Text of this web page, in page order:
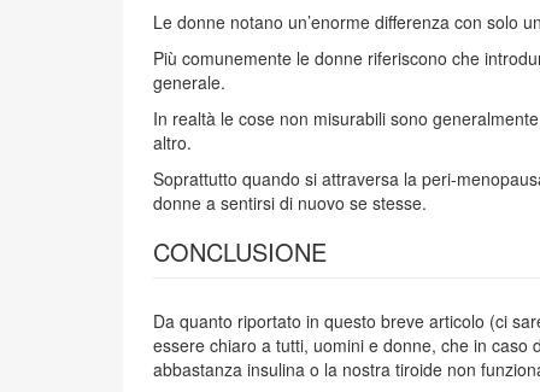
Le donne notano un’enorme differenza con solo
Più comunemente le donne riferiscono che
generale.
In realtà le cose non misurabili sono
altro.
Soprattutto quando si attraversa la peri-
donne a sentirsi di nuovo se stesse.
CONCLUSIONE
Da quanto riportato in questo breve articolo (ci
essere chiaro a tutti, uomini e donne, che in
abbastanza insulina o la nostra tiroide non